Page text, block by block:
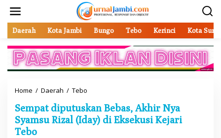
Daerah Kota Jambi Bungo Tebo Kerinci Kota
Home / Daerah / Tebo
m
p
a
Sempat diputuskan Bebas, Akhir Nya
Syamsu Rizal (Iday) di Eksekusi Kejari
Tebo